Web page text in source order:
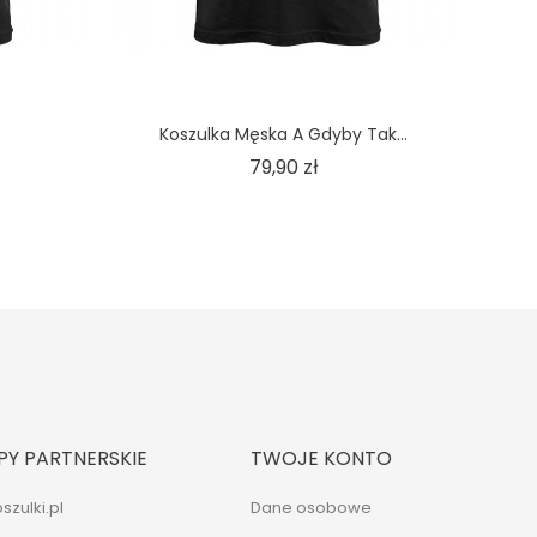
Koszulka Męska A Gdyby Tak...
79,90 złCena
PARTNERSKIE TWOJE KONTO
Dane osobowe